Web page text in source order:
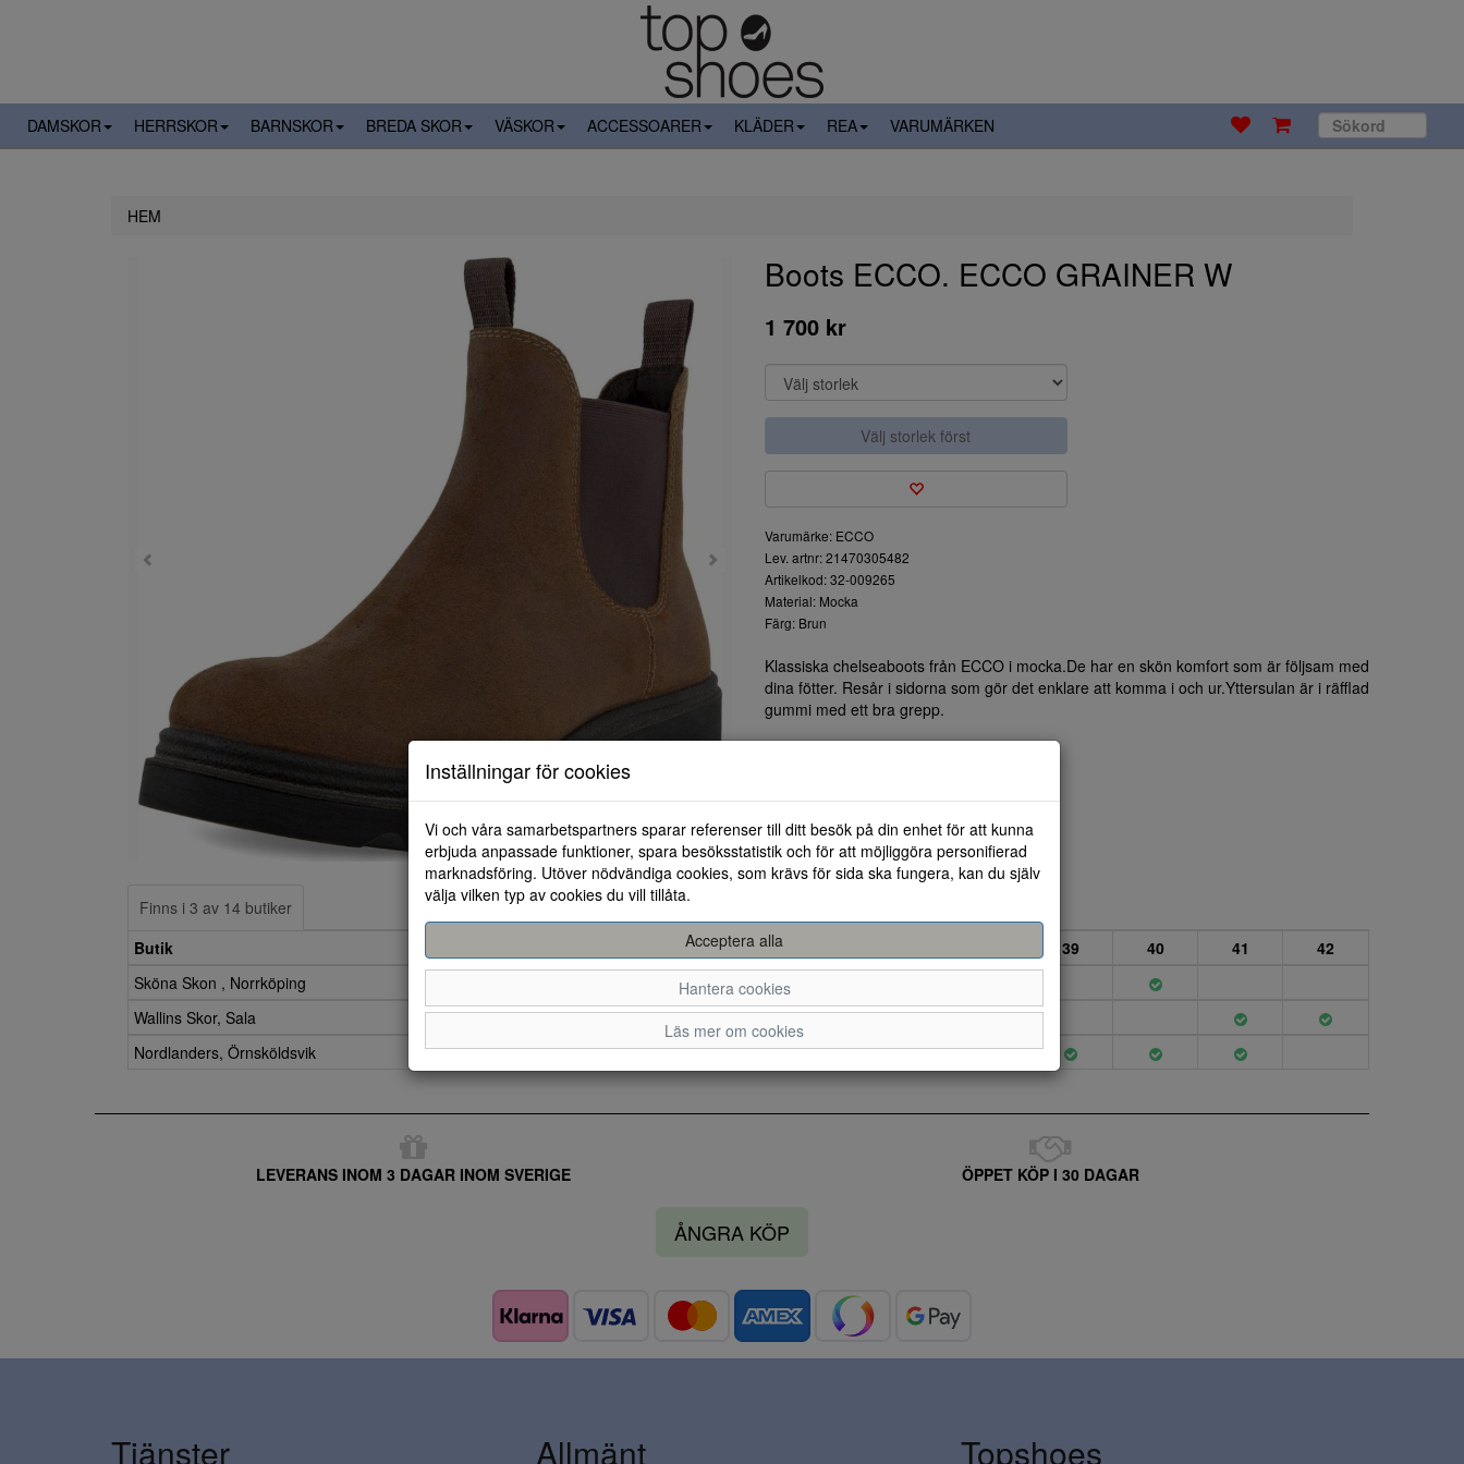
DAMSKOR HERRSKOR BARNSKOR BREDA SKOR VÄSKOR ACCESSOARER KLÄDER REA VARUMÄRKEN
HEM
Boots ECCO. ECCO GRAINER W
1 700 kr
Välj storlek först
Varumärke: ECCO
Lev. artnr: 21470305482
Artikelkod: 32-009265
Material: Mocka
Färg: Brun
Klassiska chelseaboots från ECCO i mocka.De har en skön komfort som är följsam med
dina fötter. Resår i sidorna som gör det enklare att komma i och ur.Yttersulan är i räfflad
gummi med ett bra grepp.
Finns i 3 av 14 butiker
Butik
35 39 40 41
42
Sköna Skon , Norrköping
Wallins Skor, Sala
Nordlanders, Örnsköldsvik
LEVERANS INOM 3 DAGAR INOM SVERIGE ÖPPET KÖP I 30 DAGAR
ÅNGRA KÖP
Inställningar för cookies
Vi och våra samarbetspartners sparar referenser till ditt besök på din enhet för att kunna
erbjuda anpassade funktioner, spara besöksstatistik och för att möjliggöra personifierad
marknadsföring. Utöver nödvändiga cookies, som krävs för sida ska fungera, kan du själv
välja vilken typ av cookies du vill tillåta.
Acceptera alla
Hantera cookies
Läs mer om cookies
Tjänster Allmänt Topshoes